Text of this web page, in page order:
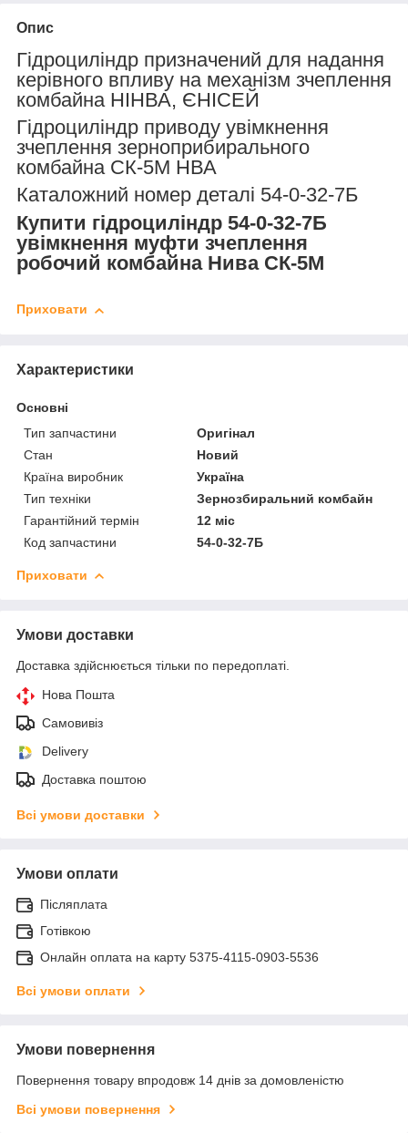
Опис
Гідроциліндр призначений для надання
керівного впливу на механізм зчеплення
комбайна НІНВА, ЄНІСЕЙ
Гідроциліндр приводу увімкнення
зчеплення зерноприбирального
комбайна СК-5М НВА
Каталожний номер деталі 54-0-32-7Б
Купити гідроциліндр 54-0-32-7Б
увімкнення муфти зчеплення
робочий комбайна Нива СК-5М
Приховати
Характеристики
Основні
Тип запчастини
Оригінал
Стан
Новий
Країна виробник
Україна
Тип техніки
Зернозбиральний комбайн
Гарантійний термін
12 міс
Код запчастини
54-0-32-7Б
Приховати
Умови доставки
Доставка здійснюється тільки по передоплаті.
Нова Пошта
Самовивіз
Delivery
Доставка поштою
Всі умови доставки
Умови оплати
Післяплата
Готівкою
Онлайн оплата на карту 5375-4115-0903-5536
Всі умови оплати
Умови повернення
Повернення товару впродовж 14 днів за домовленістю
Всі умови повернення